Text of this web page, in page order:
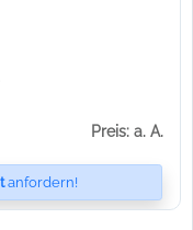
Preis: a. A.
anfordern!